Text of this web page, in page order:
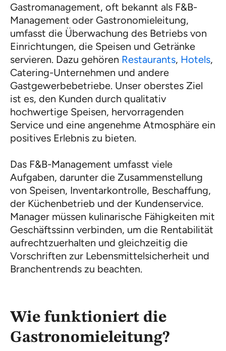
Gastromanagement, oft bekannt als F&B-
Management oder Gastronomieleitung,
umfasst die Überwachung des Betriebs von
Einrichtungen, die Speisen und Getränke
servieren. Dazu gehören Restaurants, Hotels,
Catering-Unternehmen und andere
Gastgewerbebetriebe. Unser oberstes Ziel
ist es, den Kunden durch qualitativ
hochwertige Speisen, hervorragenden
Service und eine angenehme Atmosphäre ein
positives Erlebnis zu bieten.
Das F&B-Management umfasst viele
Aufgaben, darunter die Zusammenstellung
von Speisen, Inventarkontrolle, Beschaffung,
der Küchenbetrieb und der Kundenservice.
Manager müssen kulinarische Fähigkeiten mit
Geschäftssinn verbinden, um die Rentabilität
aufrechtzuerhalten und gleichzeitig die
Vorschriften zur Lebensmittelsicherheit und
Branchentrends zu beachten.
Wie funktioniert die
Gastronomieleitung?